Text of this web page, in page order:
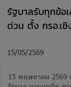
รัฐบาลรับทุกข้อเ
ด่วน ตั้ง กรอ.เชิ
15/05/2569
15 พฤษภาคม 2569